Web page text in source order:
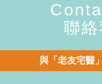
聯絡
與「老友宅醫